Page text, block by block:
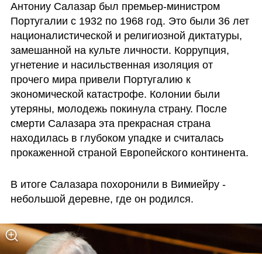
Антониу Салазар был премьер-министром
Португалии с 1932 по 1968 год. Это были 36 лет
националистической и религиозной диктатуры,
замешанной на культе личности. Коррупция,
угнетение и насильственная изоляция от
прочего мира привели Португалию к
экономической катастрофе. Колонии были
утеряны, молодежь покинула страну. После
смерти Салазара эта прекрасная страна
находилась в глубоком упадке и считалась
прокаженной страной Европейского континента.
В итоге Салазара похоронили в Вимиейру -
небольшой деревне, где он родился.